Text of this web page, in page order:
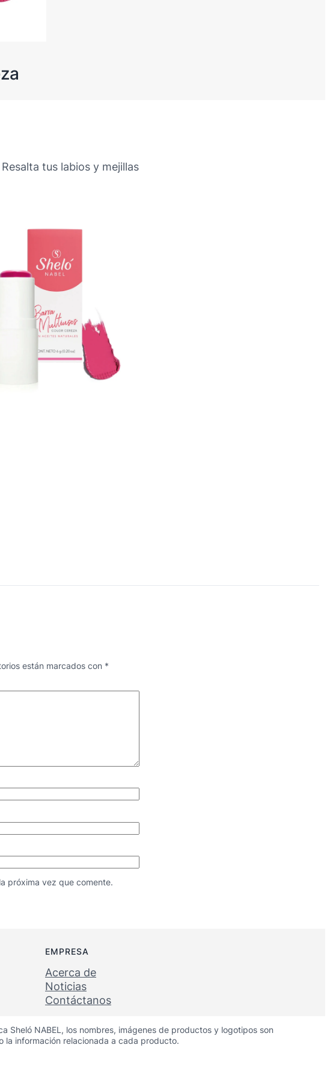
tus labios y mejillas
están marcados con *
próxima vez que comente.
EMPRESA
Acerca de
Noticias
Contáctanos
Sheló NABEL, los nombres, imágenes de productos y logotipos son
la información relacionada a cada producto.